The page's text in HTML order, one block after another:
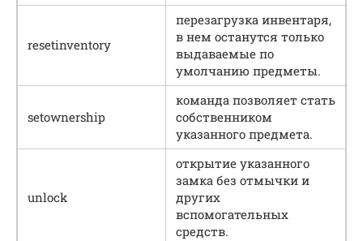
resetinventory
перезагрузка инвентаря,
в нем останутся только
выдаваемые по
умолчанию предметы.
setownership
команда позволяет стать
собственником
указанного предмета.
unlock
открытие указанного
замка без отмычки и
других
вспомогательных
средств.